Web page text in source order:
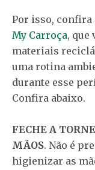
Por isso, confira
My Carroça, que
materiais
uma rotina
durante esse
Confira abaixo.
FECHE A
MÃOS. Não é
higienizar as